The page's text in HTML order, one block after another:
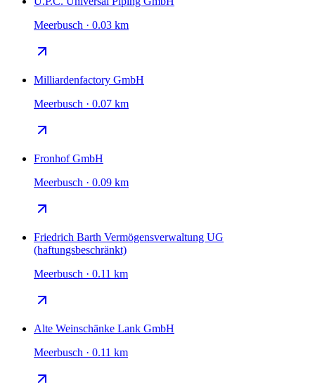
Meerbusch · 0.03 km
Milliardenfactory GmbH
Meerbusch · 0.07 km
Fronhof GmbH
Meerbusch · 0.09 km
Friedrich Barth Vermögensverwaltung UG
(haftungsbeschränkt)
Meerbusch · 0.11 km
Alte Weinschänke Lank GmbH
Meerbusch · 0.11 km